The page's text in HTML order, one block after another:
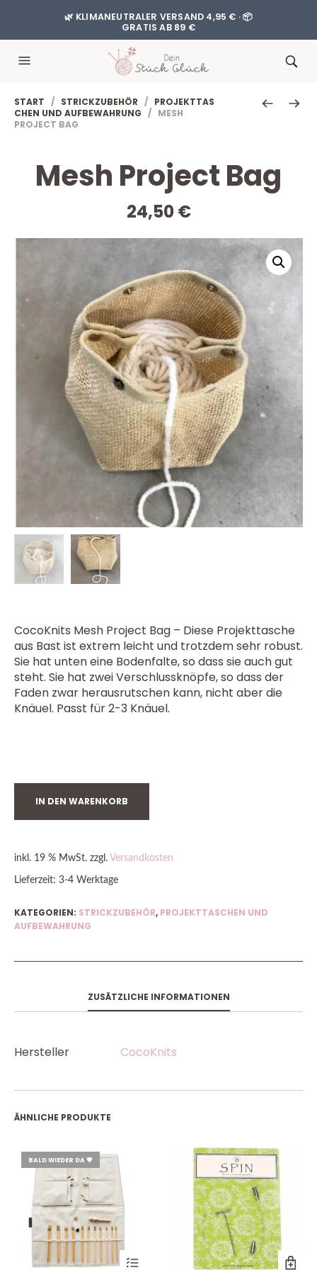
🌿 KLIMANEUTRALER VERSAND 4,95 € · 📦
GRATIS AB 89 €
START / STRICKZUBEHÖR / PROJEKTTAS
CHEN UND AUFBEWAHRUNG / MESH
PROJECT BAG
Mesh Project Bag
24,50€
CocoKnits Mesh Project Bag – Diese Projekttasche
aus Bast ist extrem leicht und trotzdem sehr robust.
Sie hat unten eine Bodenfalte, so dass sie auch gut
steht. Sie hat zwei Verschlussknöpfe, so dass der
Faden zwar herausrutschen kann, nicht aber die
Knäuel. Passt für 2-3 Knäuel.
IN DEN WARENKORB
inkl. 19 % MwSt. zzgl. Versandkosten
Lieferzeit: 3-4 Werktage
KATEGORIEN: STRICKZUBEHÖR, PROJEKTTASCHEN UND
AUFBEWAHRUNG
ZUSÄTZLICHE INFORMATIONEN
Hersteller CocoKnits
ÄHNLICHE PRODUKTE
BALD WIEDER DA 💗